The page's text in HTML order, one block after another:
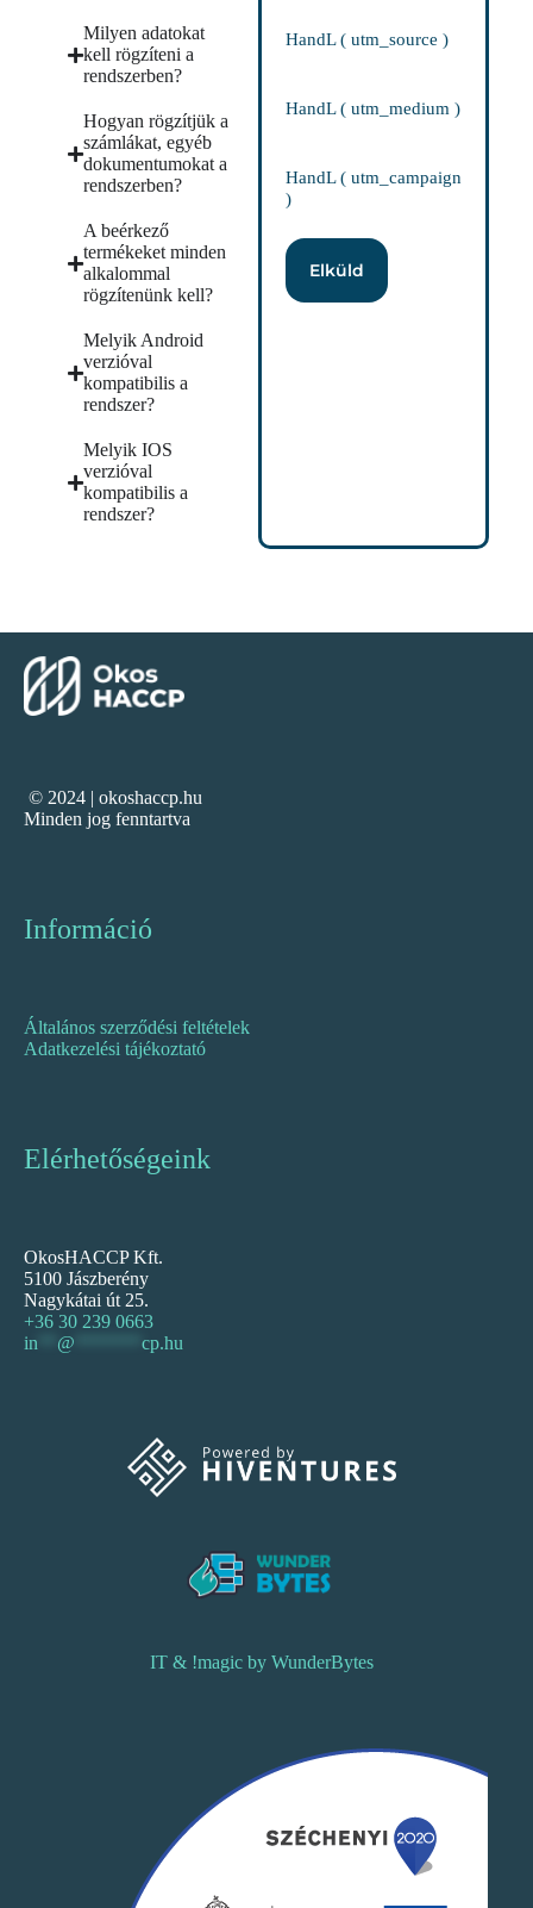
Milyen adatokat
kell rögzíteni a
rendszerben?
Hogyan rögzítjük a
számlákat, egyéb
dokumentumokat a
rendszerben?
A beérkező
termékeket minden
alkalommal
rögzítenünk kell?
Melyik Android
verzióval
kompatibilis a
rendszer?
Melyik IOS
verzióval
kompatibilis a
rendszer?
HandL ( utm_source )
HandL ( utm_medium )
HandL ( utm_campaign
)
Elküld
© 2024 | okoshaccp.hu
Minden jog fenntartva
Információ
Általános szerződési feltételek
Adatkezelési tájékoztató
Elérhetőségeink
OkosHACCP Kft.
5100 Jászberény
Nagykátai út 25.
+36 30 239 0663
in
@ cp.hu
IT & !magic by WunderBytes